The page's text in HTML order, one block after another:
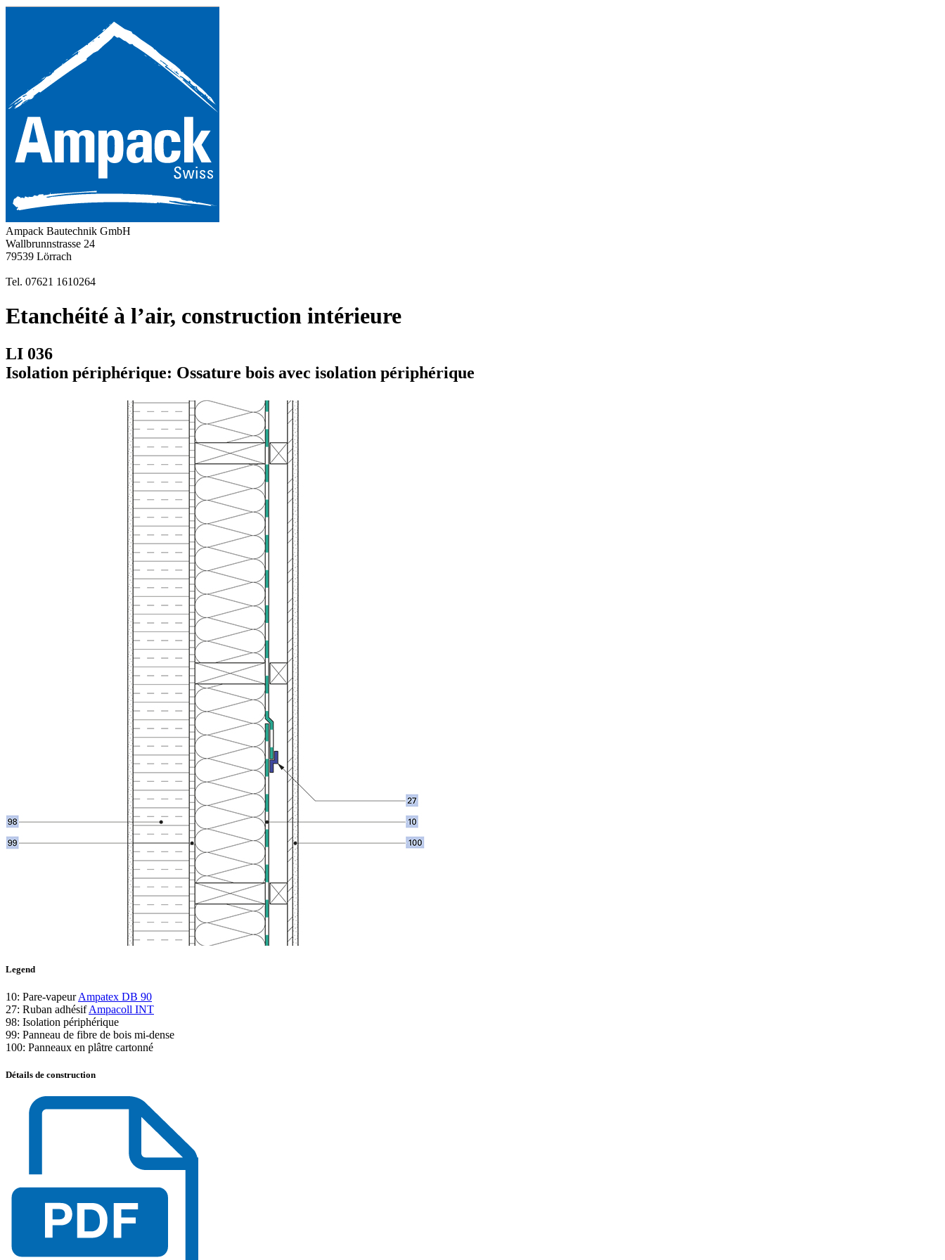
Ampack Bautechnik GmbH
Wallbrunnstrasse 24
79539 Lörrach
Tel. 07621 1610264
Etanchéité à l’air, construction intérieure
LI 036
Isolation périphérique: Ossature bois avec isolation périphérique
Legend
10: Pare-vapeurAmpatex DB 90
27: Ruban adhésifAmpacoll INT
98: Isolation périphérique
99: Panneau de fibre de bois mi-dense
100: Panneaux en plâtre cartonné
Détails de construction